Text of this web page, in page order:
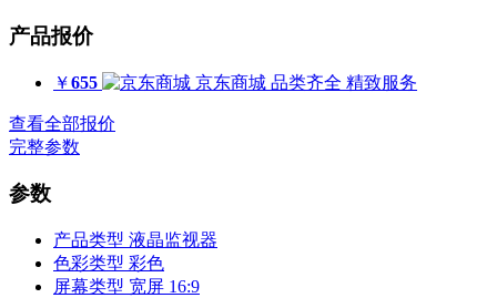
产品报价
￥655 京东商城 品类齐全 精致服务
查看全部报价
完整参数
参数
产品类型 液晶监视器
色彩类型 彩色
屏幕类型 宽屏 16:9